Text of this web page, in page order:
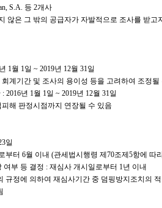
S.A. 등 2개사
않은 그 밖의 공급자가 자발적으로 조사를 받고
1월 1일 ~ 2019년 12월 31일
계기간 및 조사의 용이성 등을 고려하여 조정될
년 1월 1일 ~ 2019년 12월 31일
해 판정시점까지 연장될 수 있음
일
부터 6월 이내 (관세법시행령 제70조제5항에 따
부 등 결정 : 재심사 개시일로부터 1년 이내
규정에 의하여 재심사기간 중 덤핑방지조치의